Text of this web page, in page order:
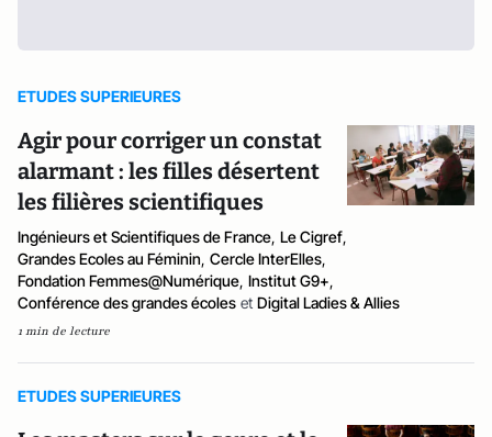
ETUDES SUPERIEURES
Agir pour corriger un constat
alarmant : les filles désertent
les filières scientifiques
Ingénieurs et Scientifiques de France, Le Cigref,
Grandes Ecoles au Féminin, Cercle InterElles,
Fondation Femmes@Numérique, Institut G9+,
Conférence des grandes écoles et Digital Ladies & Allies
1 min de lecture
ETUDES SUPERIEURES